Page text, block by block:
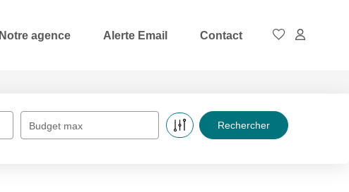
Notre agence Alerte Email Contact
Budget max